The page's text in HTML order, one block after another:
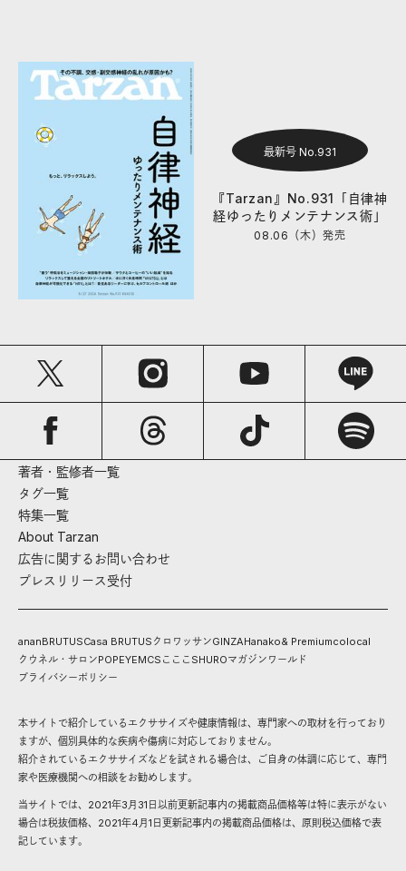
最新号 No.931
『Tarzan』No.931「自律神
経ゆったりメンテナンス術」
08.06（木）発売
著者・監修者一覧
タグ一覧
特集一覧
About Tarzan
広告に関するお問い合わせ
プレスリリース受付
ananBRUTUSCasa BRUTUS クロワッサンGINZAHanako& Premiumcolocal
クウネル・サロンPOPEYEMCS こここ SHUROマガジンワールド
プライバシーポリシー
本サイトで紹介しているエクササイズや健康情報は、専門家への取材を行っており
ますが、個別具体的な疾病や傷病に対応しておりません。
紹介されているエクササイズなどを試される場合は、ご自身の体調に応じて、専門
家や医療機関への相談をお勧めします。
当サイトでは、2021年3月31日以前更新記事内の掲載商品価格等は特に表示がない
場合は税抜価格、2021年4月1日更新記事内の掲載商品価格は、原則税込価格で表
記しています。